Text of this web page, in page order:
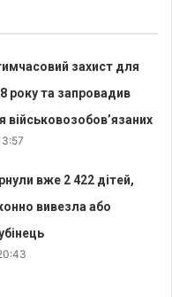
захист для
року та запровадив
військовозобов’язаних
вже 2 422 дітей,
вивезла або